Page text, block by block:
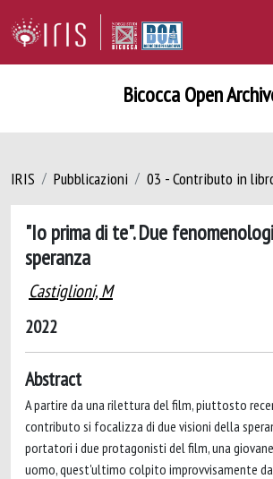
Bicocca Open
IRIS Pubblicazioni 03 - Contributo in
"Io prima di te". Due
speranza
Castiglioni, M
2022
Abstract
A partire da una rilettura del film, piuttosto
contributo si focalizza di due visioni della
portatori i due protagonisti del film, una
uomo, quest'ultimo colpito improvvisamente da